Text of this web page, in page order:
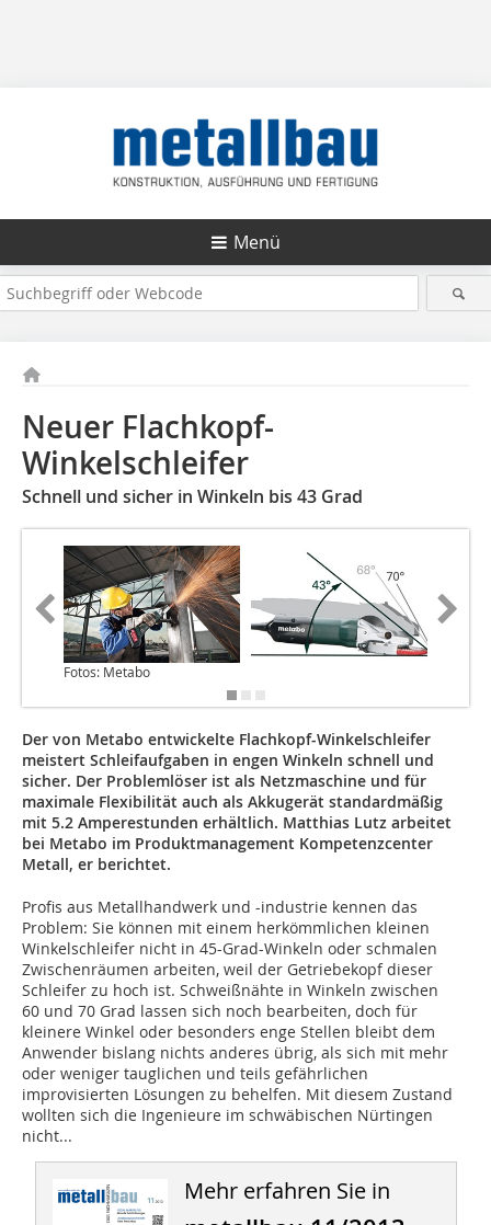
Menü
Neuer Flachkopf-
Winkelschleifer
Schnell und sicher in Winkeln bis 43 Grad
Fotos: Metabo
Der von Metabo entwickelte Flachkopf-Winkelschleifer
meistert Schleifaufgaben in engen Winkeln schnell und
sicher. Der Problemlöser ist als Netzmaschine und für
maximale Flexibilität auch als Akkugerät standardmäßig
mit 5.2 Amperestunden erhältlich. Matthias Lutz arbeitet
bei Metabo im Produktmanagement Kompetenzcenter
Metall, er berichtet.
Profis aus Metallhandwerk und -industrie kennen das
Problem: Sie können mit einem herkömmlichen kleinen
Winkelschleifer nicht in 45-Grad-Winkeln oder schmalen
Zwischenräumen arbeiten, weil der Getriebekopf dieser
Schleifer zu hoch ist. Schweißnähte in Winkeln zwischen
60 und 70 Grad lassen sich noch bearbeiten, doch für
kleinere Winkel oder besonders enge Stellen bleibt dem
Anwender bislang nichts anderes übrig, als sich mit mehr
oder weniger tauglichen und teils gefährlichen
improvisierten Lösungen zu behelfen. Mit diesem Zustand
wollten sich die Ingenieure im schwäbischen Nürtingen
nicht...
Mehr erfahren Sie in